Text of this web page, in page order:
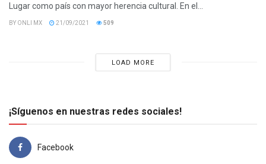
Lugar como país con mayor herencia cultural. En el...
BY ONLI MX 21/09/2021 509
LOAD MORE
¡Síguenos en nuestras redes sociales!
Facebook